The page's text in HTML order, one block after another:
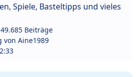
Spiele, Basteltipps und vieles
Beiträge
von Aine1989